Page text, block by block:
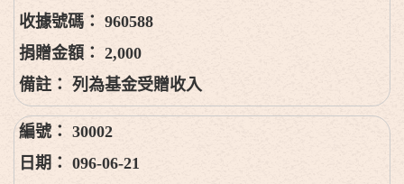
960588
2,000
列為基金受贈收入
30002
096-06-21